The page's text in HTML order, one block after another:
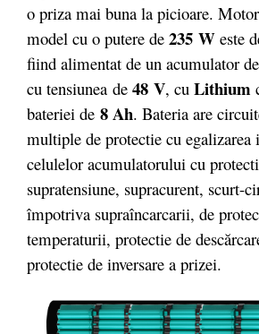
o priza mai buna la picioare.
model cu o putere de 235 W este
fiind alimentat de un acumulator
cu tensiunea de 48 V, cu Lithium
bateriei de 8 Ah. Bateria are
multiple de protectie cu egalizarea
celulelor acumulatorului cu
supratensiune, supracurent, scurt-
împotriva supraîncarcarii, de
temperaturii, protectie de
protectie de inversare a prizei.